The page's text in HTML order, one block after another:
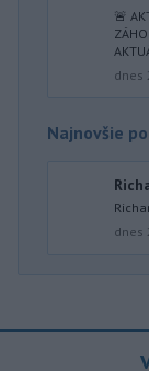
🚨
dnes
Najnovšie
dnes